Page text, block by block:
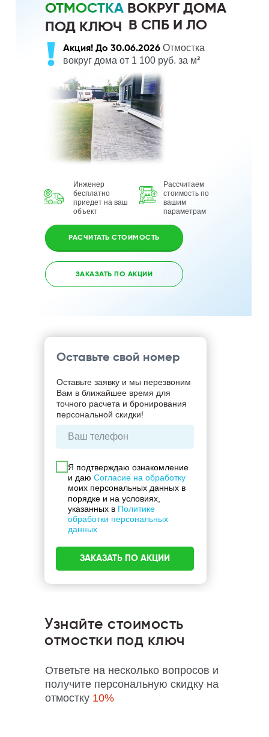
ОТМОСТКА ВОКРУГ ДОМА
ПОД КЛЮЧ
Акция! До 30.06.2026 Отмостка
вокруг дома от 1 100 руб. за м²
РАСЧИТАТЬ СТОИМОСТЬ
ЗАКАЗАТЬ ПО АКЦИИ
Инженер
бесплатно
приедет на ваш
объект
Рассчитаем
стоимость по
вашим
параметрам
В СПБ И ЛО
Оставьте свой номер
Оставьте заявку и мы перезвоним
Вам в ближайшее время для
точного расчета и бронирования
персональной скидки!
Я подтверждаю ознакомление
и даю Согласие на обработку
моих персональных данных в
порядке и на условиях,
указанных в Политике
обработки персональных
данных
ЗАКАЗАТЬ ПО АКЦИИ
Узнайте стоимость
отмостки под ключ
Ответьте на несколько вопросов и
получите персональную скидку на
отмостку 10%